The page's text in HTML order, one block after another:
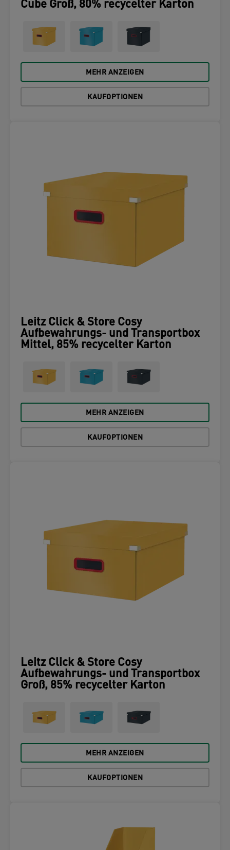
Cube Groß, 80% recycelter Karton
MEHR ANZEIGEN
KAUFOPTIONEN
Leitz Click & Store Cosy
Aufbewahrungs- und Transportbox
Mittel, 85% recycelter Karton
MEHR ANZEIGEN
KAUFOPTIONEN
Leitz Click & Store Cosy
Aufbewahrungs- und Transportbox
Groß, 85% recycelter Karton
MEHR ANZEIGEN
KAUFOPTIONEN